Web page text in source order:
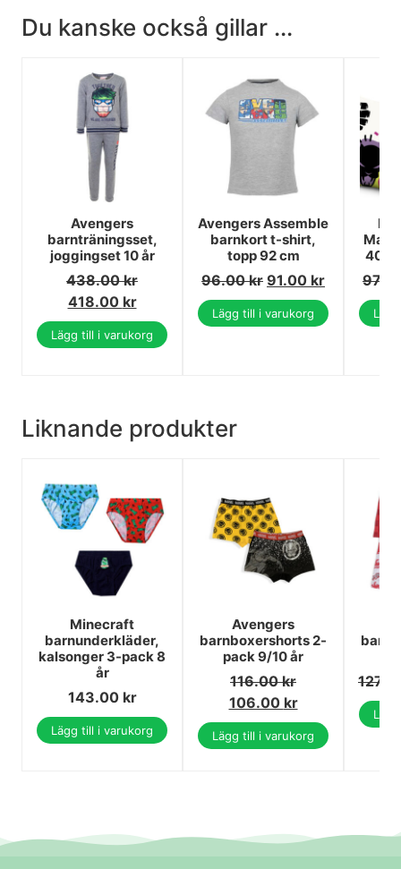
Du kanske också gillar ...
Avengers
barnträningsset,
joggingset 10 år
438.00kr
418.00 kr
Lägg till i varukorg
Avengers Assemble
barnkort t-shirt,
topp 92 cm
96.00kr 91.00 kr
Lägg till i varukorg
Liknande produkter
Minecraft
barnunderkläder,
kalsonger 3-pack 8
år
143.00 kr
Lägg till i varukorg
Avengers
barnboxershorts 2-
pack 9/10 år
116.00kr
106.00 kr
Lägg till i varukorg